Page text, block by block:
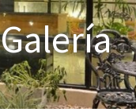
Galería